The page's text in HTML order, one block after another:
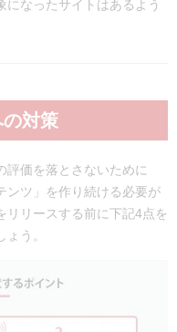
になったサイトはあるよう
対策
評価を落とさないために
ンツ」を作り続ける必要が
リリースする前に下記4点を
う。